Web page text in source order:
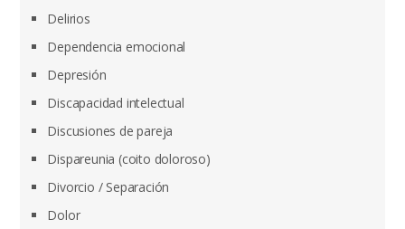
Delirios
Dependencia emocional
Depresión
Discapacidad intelectual
Discusiones de pareja
Dispareunia (coito doloroso)
Divorcio / Separación
Dolor